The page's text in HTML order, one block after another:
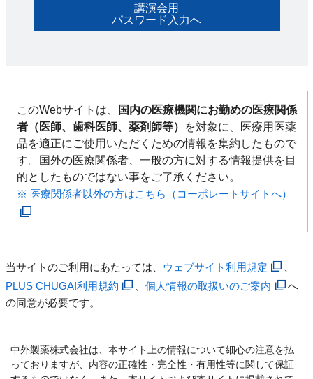
講演会用
パスワード入力へ
このWebサイトは、
国内の医療機関にお勤めの医療関係
者（医師、歯科医師、薬剤師等）
を対象に、医療用医薬
品を適正にご使用いただくための情報を集約したもので
す。国外の医療関係者、一般の方に対する情報提供を目
的としたものではない事をご了承ください。
※ 医療関係者以外の方はこちら（コーポレートサイトへ）
当サイトのご利用にあたっては、 ウェブサイト利用規定
PLUS CHUGAI利用規約
、個人情報の取扱いのご案内
へ
の同意が必要です。
中外製薬株式会社は、本サイト上の情報について細心の注意を払
っておりますが、内容の正確性・完全性・有用性等に関して保証